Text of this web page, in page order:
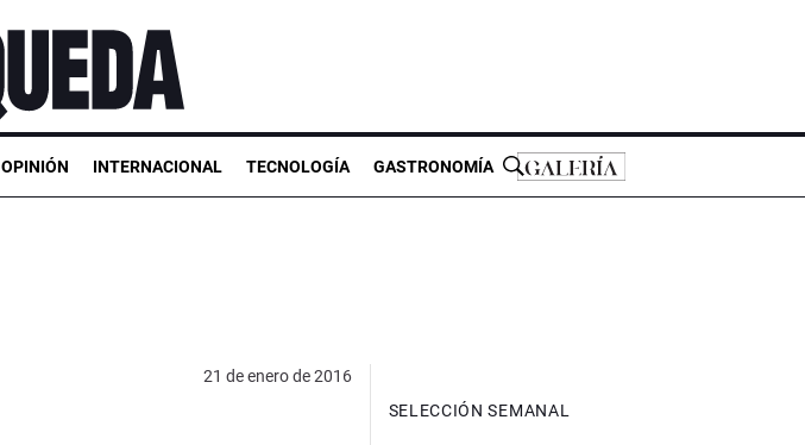
OPINIÓN INTERNACIONAL TECNOLOGÍA GASTRONOMÍA
21 de enero de 2016
SELECCIÓN SEMANAL